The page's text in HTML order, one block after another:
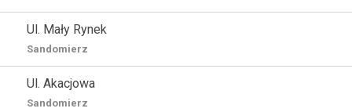
Ul. Mały Rynek
Sandomierz
Ul. Akacjowa
Sandomierz